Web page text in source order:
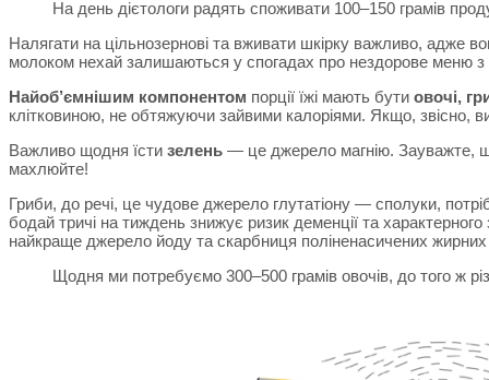
На день дієтологи радять споживати 100–150 грамів
Налягати на цільнозернові та вживати шкірку важливо, адже
молоком нехай залишаються у спогадах про нездорове меню з
Найоб’ємнішим компонентом порції їжі мають бути овочі,
клітковиною, не обтяжуючи зайвими калоріями. Якщо, звісно,
Важливо щодня їсти зелень — це джерело магнію. Зауважте,
махлюйте!
Гриби, до речі, це чудове джерело глутатіону — сполуки,
бодай тричі на тиждень знижує ризик деменції та
найкраще джерело йоду та скарбниця поліненасичених жирних
Щодня ми потребуємо 300–500 грамів овочів, до того ж